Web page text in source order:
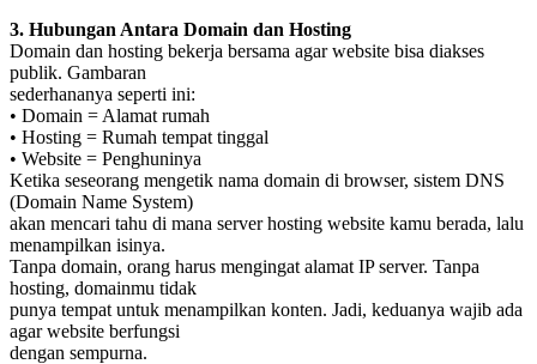
3. Hubungan Antara Domain dan Hosting
Domain dan hosting bekerja bersama agar website bisa diakses
publik. Gambaran
sederhananya seperti ini:
• Domain = Alamat rumah
• Hosting = Rumah tempat tinggal
• Website = Penghuninya
Ketika seseorang mengetik nama domain di browser, sistem DNS
(Domain Name System)
akan mencari tahu di mana server hosting website kamu berada, lalu
menampilkan isinya.
Tanpa domain, orang harus mengingat alamat IP server. Tanpa
hosting, domainmu tidak
punya tempat untuk menampilkan konten. Jadi, keduanya wajib ada
agar website berfungsi
dengan sempurna.